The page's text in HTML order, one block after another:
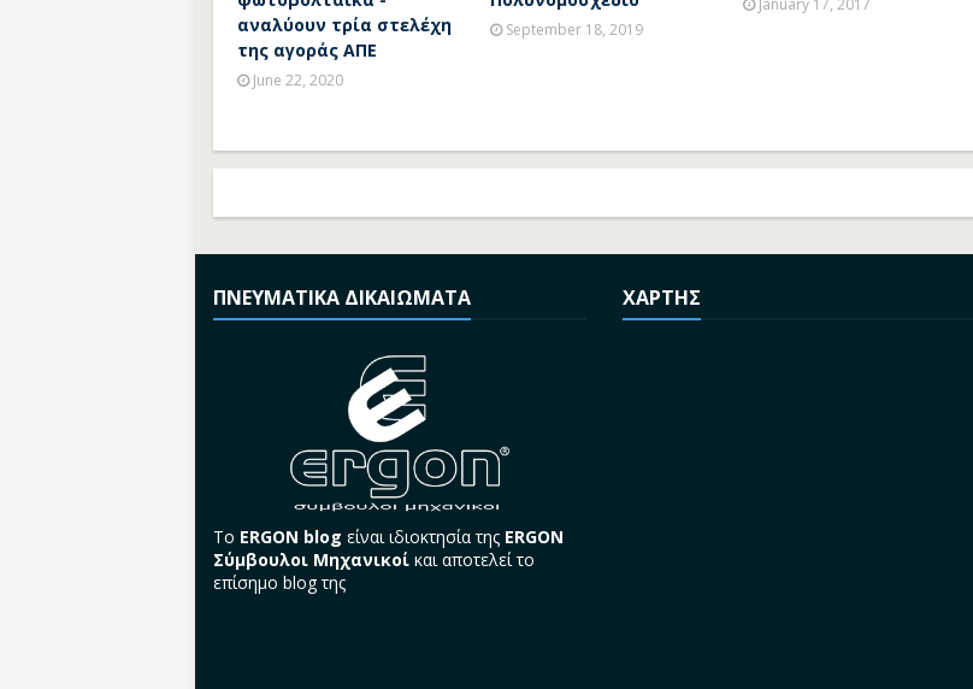
αναλύουν τρία στελέχη
της αγοράς ΑΠΕ
June 22, 2020
September 18, 2019
January 17, 2017
ΠΝΕΥΜΑΤΙΚΑ ΔΙΚΑΙΩΜΑΤΑ
Το ERGON blog είναι ιδιοκτησία της ERGON
Σύμβουλοι Μηχανικοί και αποτελεί το
επίσημο blog της
ΧΑΡΤΗΣ